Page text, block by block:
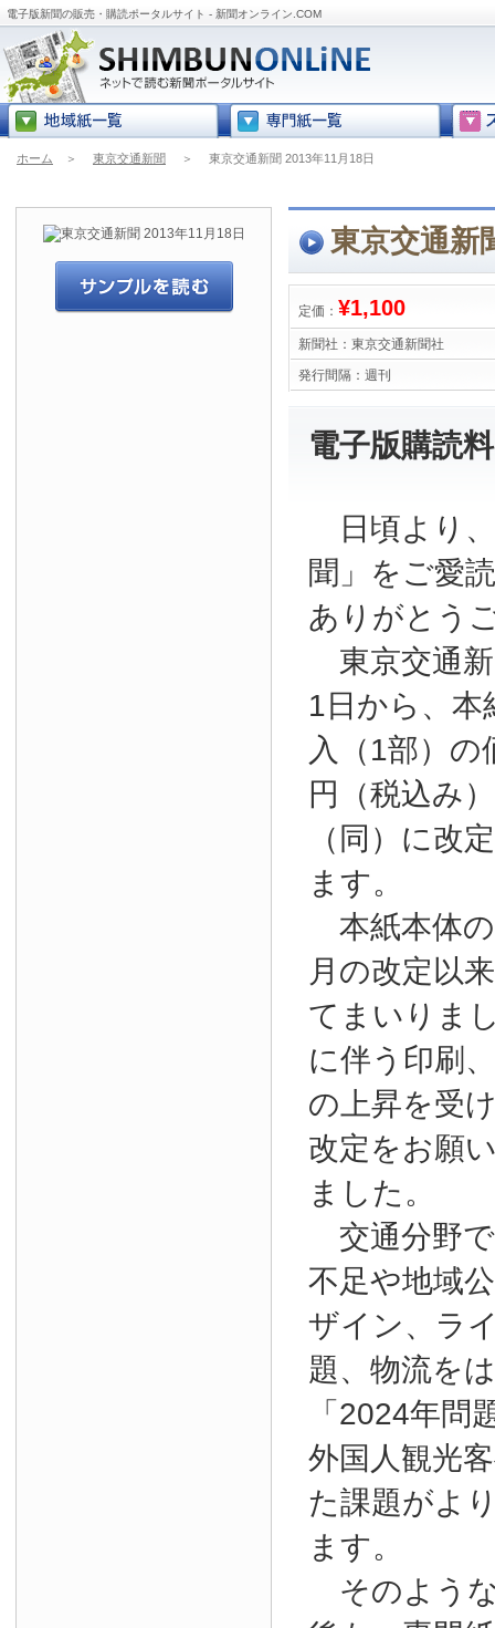
電子版新聞の販売・購読ポータルサイト - 新聞オンライン.COM
ホーム ＞ 東京交通新聞 ＞ 東京交通新聞 2013年11月18日
東京交通新
定価： ¥1,100
新聞社： 東京交通新聞社
発行間隔： 週刊
電子版購読
日頃より
聞」をご愛
ありがとう
東京交通
1日から、本
入（1部）
円（税込み
（同）に改
ます。
本紙本体
月の改定以
てまいりま
に伴う印刷
の上昇を受
改定をお願
ました。
交通分野
不足や地域
ザイン、ラ
題、物流を
「2024年問
外国人観光
た課題がよ
ます。
そのよう